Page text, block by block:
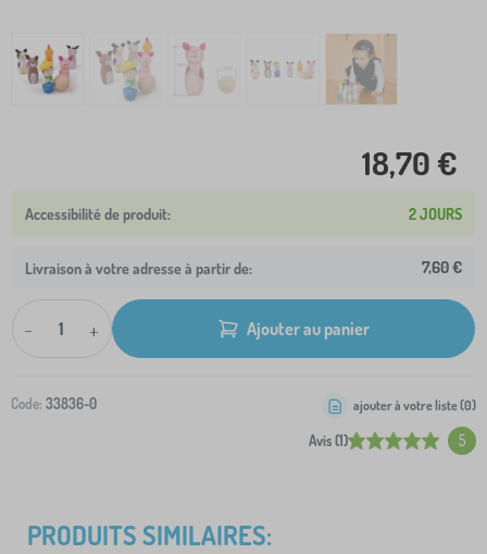
18,70 €
2 JOURS
Livraison à votre adresse à partir de: 7,60 €
- + Ajouter au panier
Code: 33836-0
Avis (1) 5
ajouter à votre liste (0)
PRODUITS SIMILAIRES: